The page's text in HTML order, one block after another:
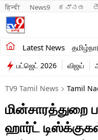
हिन्दी News9 ಕನ್ನಡ
Latest News
சமீபத்திய செய்திகள்
தமிழ்நாடு
இந்தியா
உலகம்
பட்ஜெட் 2026 விஜய்
TV9 Tamil News Tamil
ஹார்ட்